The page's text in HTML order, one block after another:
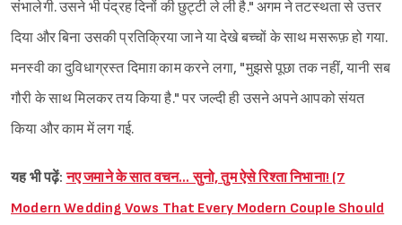
संभालेगी. उसने भी पंद्रह दिनों की छुट्टी ले ली है." अगम ने तटस्थता से उत्तर
दिया और बिना उसकी प्रतिक्रिया जाने या देखे बच्चों के साथ मसरूफ़ हो गया.
मनस्वी का दुविधाग्रस्त दिमाग़ काम करने लगा, "मुझसे पूछा तक नहीं, यानी सब
गौरी के साथ मिलकर तय किया है." पर जल्दी ही उसने अपने आपको संयत
किया और काम में लग गई.
यह भी पढ़ें:नए जमाने के सात वचन… सुनो, तुम ऐसे रिश्ता निभाना! (7
Modern Wedding Vows That Every Modern Couple Should